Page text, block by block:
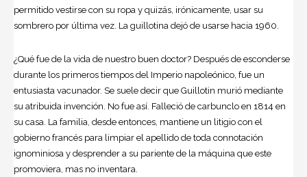
permitido vestirse con su ropa y quizás, irónicamente, usar su
sombrero por última vez. La guillotina dejó de usarse hacia 1960.
¿Qué fue de la vida de nuestro buen doctor? Después de esconderse
durante los primeros tiempos del Imperio napoleónico, fue un
entusiasta vacunador. Se suele decir que Guillotin murió mediante
su atribuida invención. No fue así. Falleció de carbunclo en 1814 en
su casa. La familia, desde entonces, mantiene un litigio con el
gobierno francés para limpiar el apellido de toda connotación
ignominiosa y desprender a su pariente de la máquina que este
promoviera, mas no inventara.